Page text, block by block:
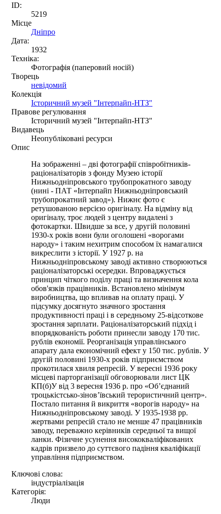
ID:
5219
Місце
Дніпро
Дата:
1932
Техніка:
Фотографія (паперовий носій)
Творець
невідомий
Колекція
Історичний музей "Інтерпайп-НТЗ"
Правове регулювання
Історичний музей "Інтерпайп-НТЗ"
Видавець
Неопубліковані ресурси
Опис
На зображенні – дві фотографії співробітників-
раціоналізаторів з фонду Музею історії
Нижньодніпровського трубопрокатного заводу
(нині - ПАТ «Інтерпайп Нижньодніпровський
трубопрокатний завод»). Нижнє фото є
ретушованою версією оригіналу. На відміну від
оригіналу, троє людей з центру видалені з
фотокартки. Швидше за все, у другій половині
1930-х років вони були оголошені «ворогами
народу» і таким нехитрим способом їх намагалися
викреслити з історії. У 1927 р. на
Нижньодніпровському заводі активно створюються
раціоналізаторські осередки. Впроваджується
принцип чіткого поділу праці та визначення кола
обов'язків працівників. Встановлено мінімум
виробництва, що впливав на оплату праці. У
підсумку досягнуто значного зростання
продуктивності праці і в середньому 25-відсоткове
зростання зарплати. Раціоналізаторський підхід і
впорядкованість роботи принесли заводу 170 тис.
рублів економії. Реорганізація управлінського
апарату дала економічний ефект у 150 тис. рублів. У
другій половині 1930-х років підприємством
прокотилася хвиля репресій. У вересні 1936 року
місцеві парторганізації обговорювали лист ЦК
КП(б)У від 3 вересня 1936 р. про «Об’єднаний
троцькістсько-зінов’ївський терористичний центр».
Постало питання й викриття «ворогів народу» на
Нижньодніпровському заводі. У 1935-1938 рр.
жертвами репресій стало не менше 47 працівників
заводу, переважно керівників середньої та вищої
ланки. Фізичне усунення висококваліфікованих
кадрів призвело до суттєвого падіння кваліфікації
управління підприємством.
Ключові слова:
індустріалізація
Категорія:
Люди